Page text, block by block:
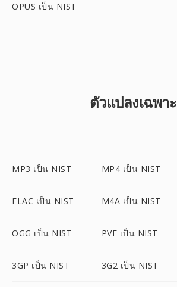
OPUS เป็น NIST
ตัวแปลงเฉพาะ
MP3 เป็น NIST MP4 เป็น NIST
FLAC เป็น NIST M4A เป็น NIST
OGG เป็น NIST PVF เป็น NIST
3GP เป็น NIST 3G2 เป็น NIST